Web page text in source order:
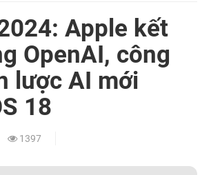
Apple kết
OpenAI, công
lược AI mới
18
1397